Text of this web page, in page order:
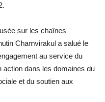
sur les chaînes
Charnvirakul a salué le
au service du
action dans les domaines du
et du soutien aux